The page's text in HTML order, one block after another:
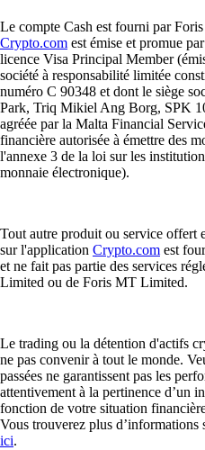
Le compte Cash est fourni par
Crypto.com est émise et promue
licence Visa Principal Member
société à responsabilité limitée
numéro C 90348 et dont le siège
Park, Triq Mikiel Ang Borg, SPK
agréée par la Malta Financial
financière autorisée à émettre des
l'annexe 3 de la loi sur les
monnaie électronique).
Tout autre produit ou service offert
sur l'application Crypto.com est
et ne fait pas partie des services
Limited ou de Foris MT Limited.
Le trading ou la détention d'actifs
ne pas convenir à tout le monde.
passées ne garantissent pas les
attentivement à la pertinence d’un
fonction de votre situation
Vous trouverez plus
ici.